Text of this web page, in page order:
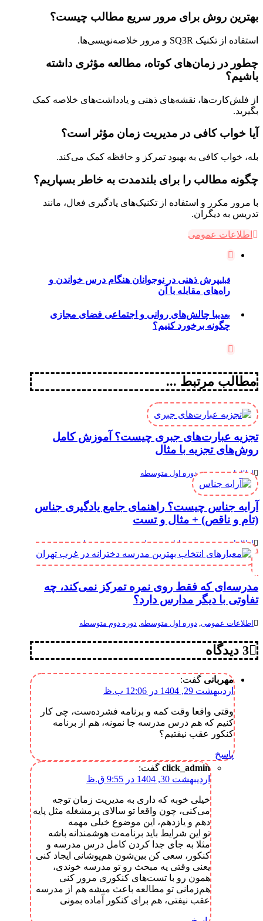
بهترین روش برای مرور سریع مطالب چیست؟
استفاده از تکنیک SQ3R و مرور خلاصه‌نویسی‌ها.
چطور در زمان‌های کوتاه، مطالعه مؤثری داشته
باشیم؟
از فلش‌کارت‌ها، نقشه‌های ذهنی و یادداشت‌های خلاصه کمک
بگیرید.
آیا خواب کافی در مدیریت زمان مؤثر است؟
بله، خواب کافی به بهبود تمرکز و حافظه کمک می‌کند.
چگونه مطالب را برای بلندمدت به خاطر بسپاریم؟
با مرور مکرر و استفاده از تکنیک‌های یادگیری فعال، مانند
تدریس به دیگران.
اطلاعات عمومی
قبلیپرش ذهنی در نوجوانان هنگام درس خواندن و
راه‌های مقابله با آن
بعدیبا چالش‌های روانی و اجتماعی فضای مجازی
چگونه برخورد کنیم؟
مطالب مرتبط ...
تجزیه عبارت‌های جبری چیست؟ آموزش کامل
روش‌های تجزیه با مثال
اطلاعات عمومی,دوره اول متوسطه
آرایه جناس چیست؟ راهنمای جامع یادگیری جناس
(تام و ناقص) + مثال و تست
اطلاعات عمومی,دوره اول متوسطه ,دوره دوم متوسطه
مدرسه‌ای که فقط روی نمره تمرکز نمی‌کند، چه
تفاوتی با دیگر مدارس دارد؟
اطلاعات عمومی, دوره اول متوسطه, دوره دوم متوسطه
3 دیدگاه
مهربانی گفت:
اردیبهشت 29, 1404 در 12:06 ب.ظ
وقتی واقعا وقت کمه و برنامه فشرده‌ست، چی کار
کنیم که هم درس مدرسه جا نمونه، هم از برنامه
کنکور عقب نیفتیم؟
پاسخ
click_admin گفت:
اردیبهشت 30, 1404 در 9:55 ق.ظ
خیلی خوبه که داری به مدیریت زمان توجه
می‌کنی، چون واقعا تو سالای پرمشغله مثل پایه
دهم و یازدهم، این موضوع خیلی مهمه
تو این شرایط باید برنامه‌ت هوشمندانه باشه
مثلا به جای جدا کردن کامل درس مدرسه و
کنکور، سعی کن بین‌شون هم‌پوشانی ایجاد کنی
یعنی وقتی یه مبحث رو تو مدرسه خوندی،
همون رو با تست‌های کنکوری مرور کنی
هم‌زمانی تو مطالعه باعث میشه هم از مدرسه
عقب نیفتی، هم برای کنکور آماده بمونی